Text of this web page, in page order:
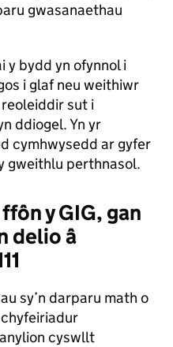
gwasanaethau
y bydd yn ofynnol i
i glaf neu weithiwr
sut i
ddiogel. Yn yr
cymhwysedd ar gyfer
gweithlu perthnasol.
y GIG, gan
delio â
sy’n darparu math o
cyswllt